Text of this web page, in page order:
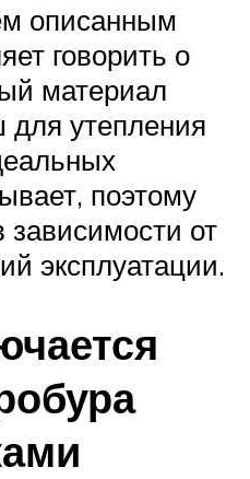
описанным
говорить о
материал
для утепления
поэтому
от
эксплуатации.